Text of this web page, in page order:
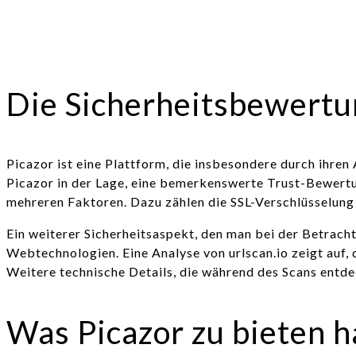
Die
Picazor ist eine Plattform, die insbesondere durch
Picazor in der Lage, eine bemerkenswerte Trust-
mehreren Faktoren. Dazu zählen die SSL-
Ein weiterer Sicherheitsaspekt, den man bei der
Webtechnologien. Eine Analyse von urlscan.io zeigt
Weitere technische Details, die während des Scans
Was Picazor zu bieten